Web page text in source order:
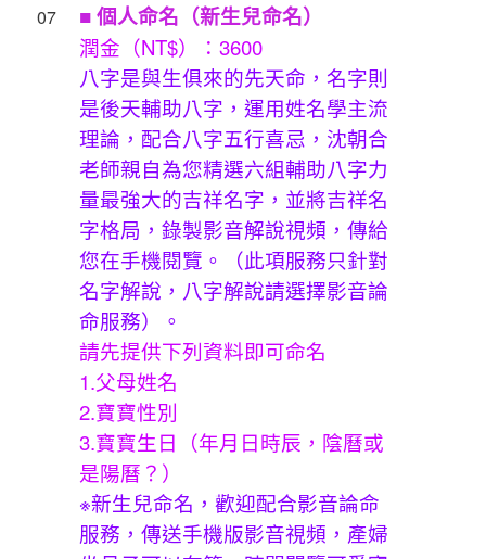
07 ■ 個人命名（新生兒命名）
潤金（NT$）：3600
八字是與生俱來的先天命，名字則
是後天輔助八字，運用姓名學主流
理論，配合八字五行喜忌，沈朝合
老師親自為您精選六組輔助八字力
量最強大的吉祥名字，並將吉祥名
字格局，錄製影音解說視頻，傳給
您在手機閱覽。（此項服務只針對
名字解說，八字解說請選擇影音論
命服務）。
請先提供下列資料即可命名
1.父母姓名
2.寶寶性別
3.寶寶生日（年月日時辰，陰曆或
是陽曆？）
※新生兒命名，歡迎配合影音論命
服務，傳送手機版影音視頻，產婦